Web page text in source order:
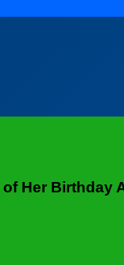
Her Birthday